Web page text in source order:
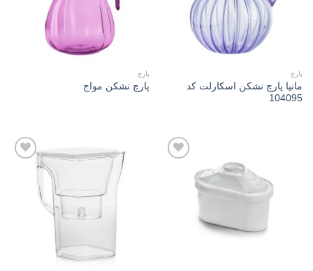
پارچ
مانیا پارچ نشکن اسکارلت کد
104095
پارچ
پارچ نشکن مواج